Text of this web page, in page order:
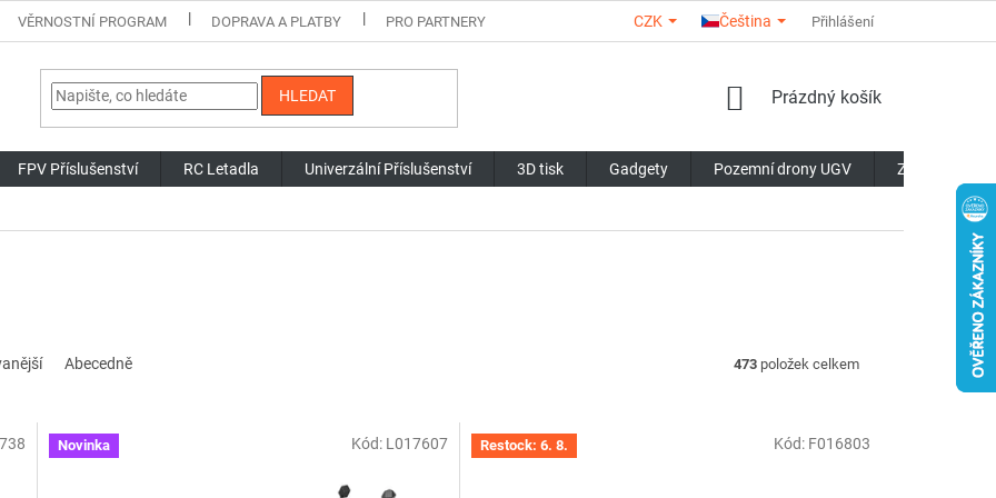
VĚRNOSTNÍ PROGRAM DOPRAVA A PLATBY PRO PARTNERY KONTAKTY HODNOCENÍ OBCHODU
CZK Čeština Přihlášení
HLEDAT
NÁKUPNÍ
Prázdný košík
FPV Příslušenství RC Letadla Univerzální Příslušenství 3D tisk Gadgety Pozemní drony UGV Značky
Abecedně 473 položek celkem
Novinka Kód: L017607 Restock: 6. 8. Kód: F016803